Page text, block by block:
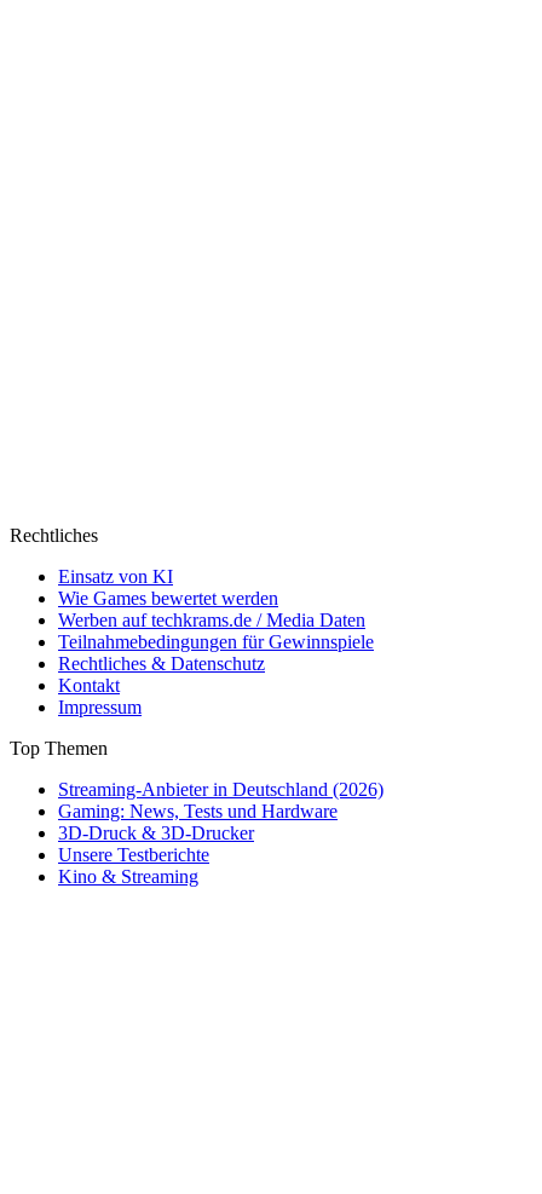
Rechtliches
Einsatz von KI
Wie Games bewertet werden
Werben auf techkrams.de / Media Daten
Teilnahmebedingungen für Gewinnspiele
Rechtliches & Datenschutz
Kontakt
Impressum
Top Themen
Streaming-Anbieter in Deutschland (2026)
Gaming: News, Tests und Hardware
3D-Druck & 3D-Drucker
Unsere Testberichte
Kino & Streaming